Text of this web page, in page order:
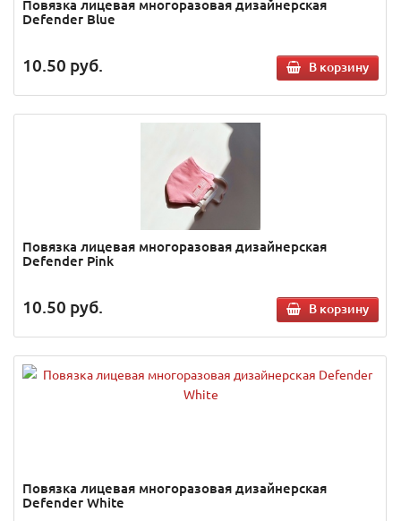
Повязка лицевая многоразовая дизайнерская
Defender Blue
10.50 руб. В корзину
Повязка лицевая многоразовая дизайнерская
Defender Pink
10.50 руб. В корзину
Повязка лицевая многоразовая дизайнерская
Defender White